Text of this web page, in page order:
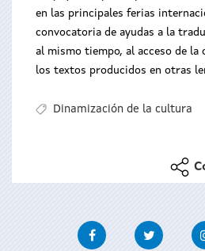
en las principales ferias
convocatoria de ayudas a la
al mismo tiempo, al acceso de la
los textos producidos en otras
Dinamización de la cultura
Facebook